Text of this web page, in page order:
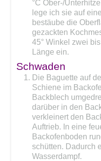
°C Ober-/
lege ich sie auf
bestäube die
gezackten
45° Winkel zwei
Länge ein.
Schwaden
Die Baguette auf
Schiene im
Backblech
darüber in den
verkleinert den
Auftrieb. In eine
Backofenboden
schütten. Dadurch
Wasserdampf.